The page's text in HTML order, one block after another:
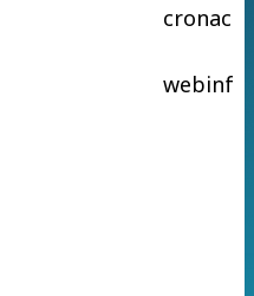
cronaca